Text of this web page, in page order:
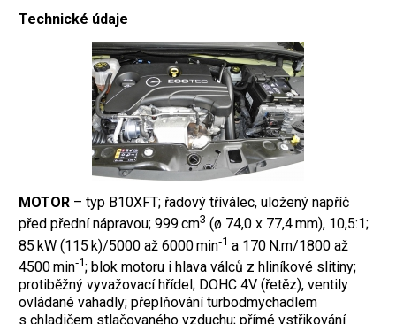
Technické údaje
MOTOR – typ B10XFT; řadový tříválec, uložený napříč
před přední nápravou; 999 cm3 (ø 74,0 x 77,4 mm), 10,5:1;
85 kW (115 k)/5000 až 6000 min‑1 a 170 N.m/1800 až
4500 min‑1; blok motoru i hlava válců z hliníkové slitiny;
protiběžný vyvažovací hřídel; DOHC 4V (řetěz), ventily
ovládané vahadly; přeplňování turbodmychadlem
s chladičem stlačovaného vzduchu; přímé vstřikování